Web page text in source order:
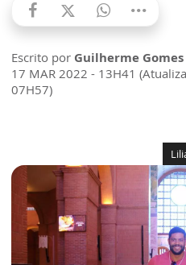
Escrito por Guilherme Gomes
17 MAR 2022 - 13H41
07H57)